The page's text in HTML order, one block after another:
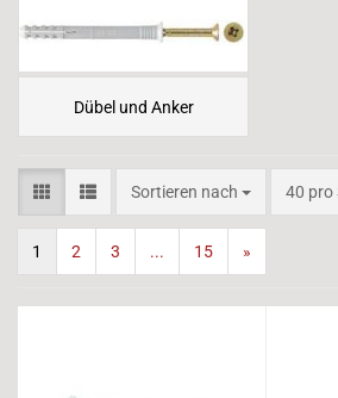
Dübel und Anker
Sortieren nach
Sortieren nach 40 pro
pro
1 2 3 ... 15 »